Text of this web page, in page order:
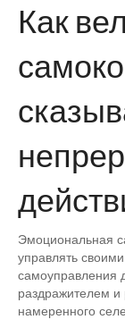
Как
Эмоциональная
управлять
самоуправления
раздражителем и
намеренного